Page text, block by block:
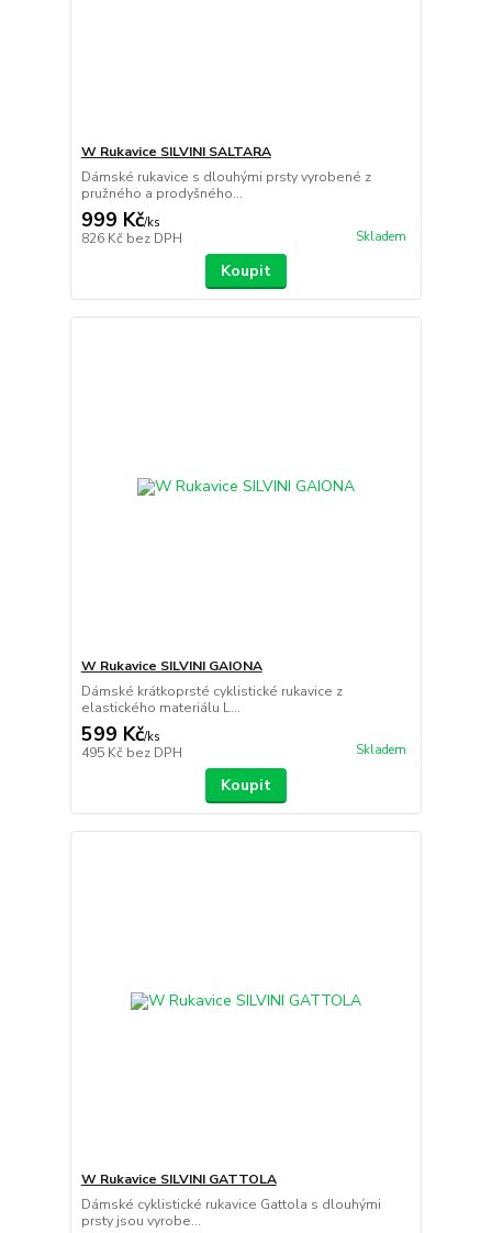
W Rukavice SILVINI SALTARA
Dámské rukavice s dlouhými prsty vyrobené z
pružného a prodyšného...
999 Kč/ks
826 Kč bez DPH Skladem
Koupit
W Rukavice SILVINI GAIONA
Dámské krátkoprsté cyklistické rukavice z
elastického materiálu L...
599 Kč/ks
495 Kč bez DPH Skladem
Koupit
W Rukavice SILVINI GATTOLA
Dámské cyklistické rukavice Gattola s dlouhými
prsty jsou vyrobe...